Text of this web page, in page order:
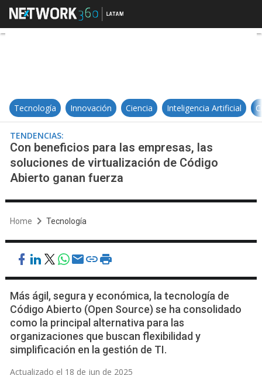
Con beneficios para las
Tecnología Innovación Ciencia Inteligencia Artificial
TENDENCIAS:
Con beneficios para las empresas, las
soluciones de virtualización de Código
Abierto ganan fuerza
Home Tecnología
Más ágil, segura y económica, la tecnología de
Código Abierto (Open Source) se ha consolidado
como la principal alternativa para las
organizaciones que buscan flexibilidad y
simplificación en la gestión de TI.
Actualizado el 18 de jun de 2025